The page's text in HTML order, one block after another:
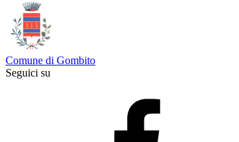
Comune di Gombito
Seguici su